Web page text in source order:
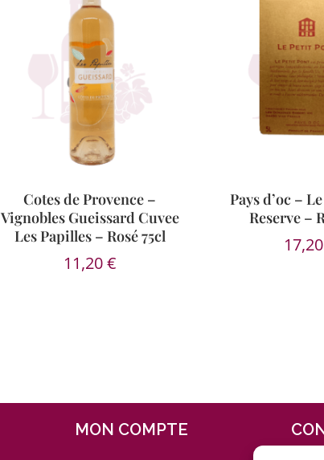
Cotes de Provence –
Vignobles Gueissard Cuvee
Les Papilles – Rosé 75cl
11,20€
Pays d’oc –
Reserve –
MON COMPTE